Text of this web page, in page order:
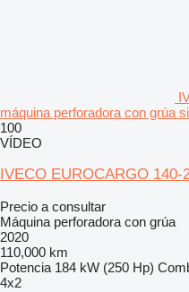
máquina perforadora con grúa
100
VÍDEO
IVECO EUROCARGO 140-
Precio a consultar
Máquina perforadora con grúa
2020
110,000 km
Potencia 184 kW (250 Hp)
4x2